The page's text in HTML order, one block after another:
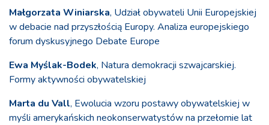
Małgorzata Winiarska, Udział obywateli Unii Europejskiej
w debacie nad przyszłością Europy. Analiza europejskiego
forum dyskusyjnego Debate Europe
Ewa Myślak-Bodek, Natura demokracji szwajcarskiej.
Formy aktywności obywatelskiej
Marta du Vall, Ewolucia wzoru postawy obywatelskiej w
myśli amerykańskich neokonserwatystów na przełomie lat